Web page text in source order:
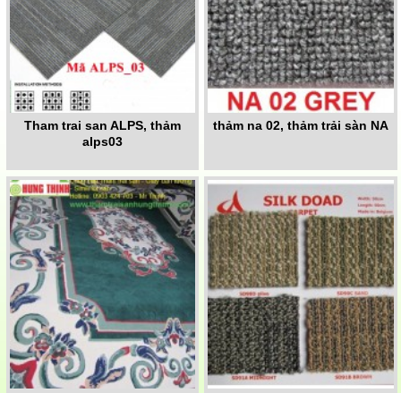
Tham trai san ALPS, thảm
alps03
thảm na 02, thảm trải sàn NA